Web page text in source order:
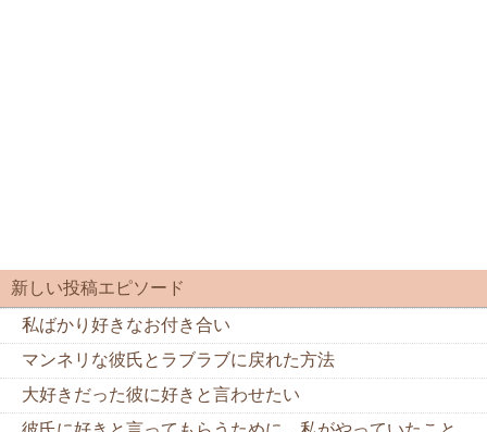
新しい投稿エピソード
私ばかり好きなお付き合い
マンネリな彼氏とラブラブに戻れた方法
大好きだった彼に好きと言わせたい